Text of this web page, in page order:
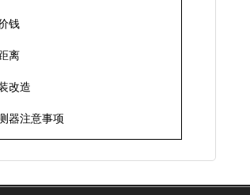
钱
离
改造
器注意事项